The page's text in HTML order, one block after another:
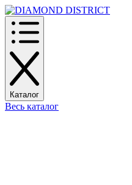
Каталог
Весь каталог